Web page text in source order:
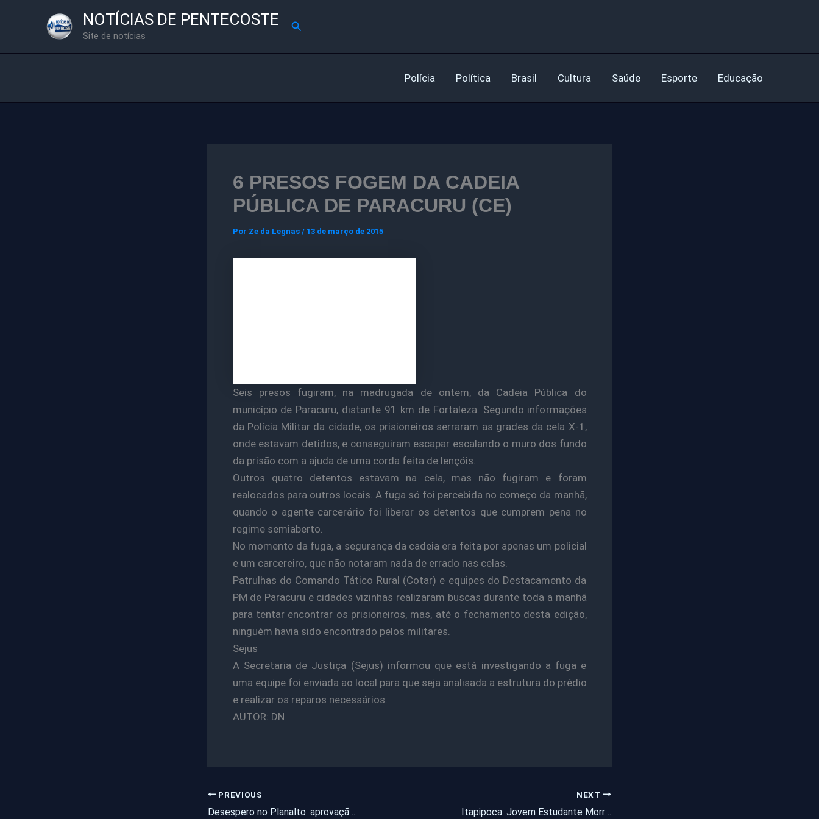
NOTÍCIAS DE PENTECOSTE
Site de notícias
Pesquisar
Polícia Política Brasil Cultura Saúde Esporte Educação
6 PRESOS FOGEM DA CADEIA
PÚBLICA DE PARACURU (CE)
Por Ze da Legnas / 13 de março de 2015
Seis presos fugiram, na madrugada de ontem, da Cadeia Pública do
município de Paracuru, distante 91 km de Fortaleza. Segundo informações
da Polícia Militar da cidade, os prisioneiros serraram as grades da cela X-1,
onde estavam detidos, e conseguiram escapar escalando o muro dos fundo
da prisão com a ajuda de uma corda feita de lençóis.
Outros quatro detentos estavam na cela, mas não fugiram e foram
realocados para outros locais. A fuga só foi percebida no começo da manhã,
quando o agente carcerário foi liberar os detentos que cumprem pena no
regime semiaberto.
No momento da fuga, a segurança da cadeia era feita por apenas um policial
e um carcereiro, que não notaram nada de errado nas celas.
Patrulhas do Comando Tático Rural (Cotar) e equipes do Destacamento da
PM de Paracuru e cidades vizinhas realizaram buscas durante toda a manhã
para tentar encontrar os prisioneiros, mas, até o fechamento desta edição,
ninguém havia sido encontrado pelos militares.
Sejus
A Secretaria de Justiça (Sejus) informou que está investigando a fuga e
uma equipe foi enviada ao local para que seja analisada a estrutura do prédio
e realizar os reparos necessários.
AUTOR: DN
PREVIOUS
Desespero no Planalto: aprovação do governo Dilma despenca para um dígito
NEXT
Itapipoca: Jovem Estudante Morre Em Acidente Na CE-168